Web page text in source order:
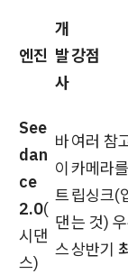
엔진
개
발
사
강점
See
dan
ce
2.0(
시댄
스)
바
이
트
댄
스
여러 참
카메라
립싱크(
는 것)
상반기